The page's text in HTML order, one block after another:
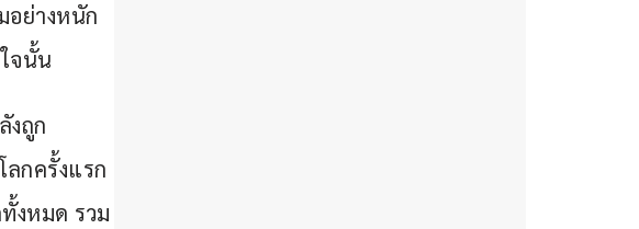
อย่างหนัก
จนั้น
งถูก
กครั้งแรก
งหมด รวม